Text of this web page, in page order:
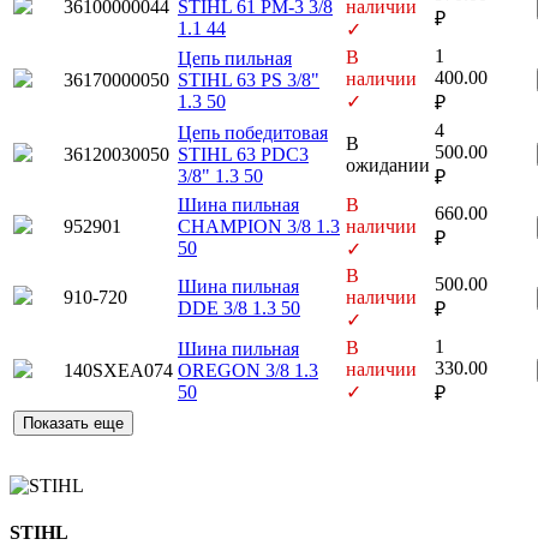
36100000044 STIHL 61 PM-3 3/8
1.1 44
наличии
✓
₽
36170000050
Цепь пильная
STIHL 63 PS 3/8"
1.3 50
В
наличии
✓
1
400.00
₽
36120030050
Цепь победитовая
STIHL 63 PDC3
3/8" 1.3 50
В
ожидании
4
500.00
₽
952901
Шина пильная
CHAMPION 3/8 1.3
50
В
наличии
✓
660.00
₽
910-720
Шина пильная
DDE 3/8 1.3 50
В
наличии
✓
500.00
₽
140SXEA074
Шина пильная
OREGON 3/8 1.3
50
В
наличии
✓
1
330.00
₽
Показать еще
STIHL